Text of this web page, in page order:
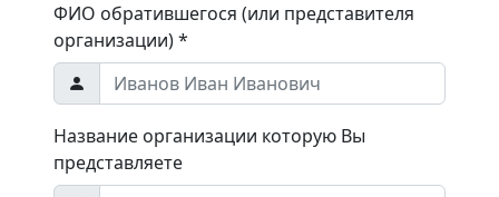
ФИО обратившегося (или представителя
организации) *
Название организации которую Вы
представляете